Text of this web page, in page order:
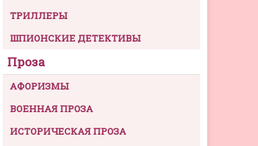
ТРИЛЛЕРЫ
ШПИОНСКИЕ ДЕТЕКТИВЫ
Проза
АФОРИЗМЫ
ВОЕННАЯ ПРОЗА
ИСТОРИЧЕСКАЯ ПРОЗА